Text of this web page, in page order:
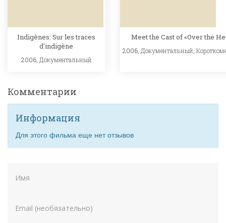
Indigènes: Sur les traces
d'indigène
2006, Документальный
Meet the Cast of «Over the
2006, Документальный ,
Комментарии
Информация
Для этого фильма еще нет отзывов